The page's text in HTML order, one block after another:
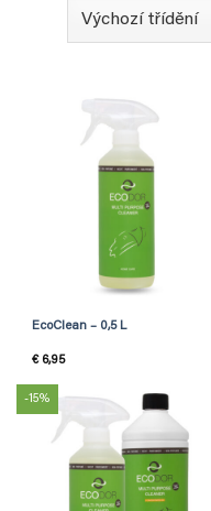
EcoClean – 0,5 L
€6,95
-15%